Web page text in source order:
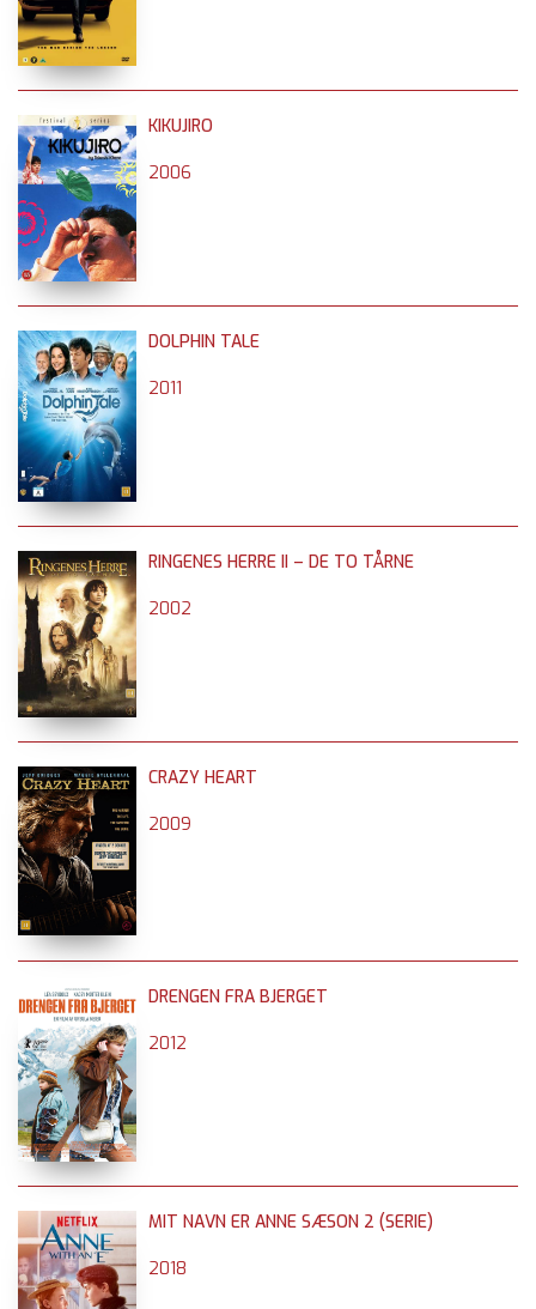
KIKUJIRO
2006
DOLPHIN TALE
2011
RINGENES HERRE II – DE TO TÅRNE
2002
CRAZY HEART
2009
DRENGEN FRA BJERGET
2012
MIT NAVN ER ANNE SÆSON 2 (SERIE)
2018